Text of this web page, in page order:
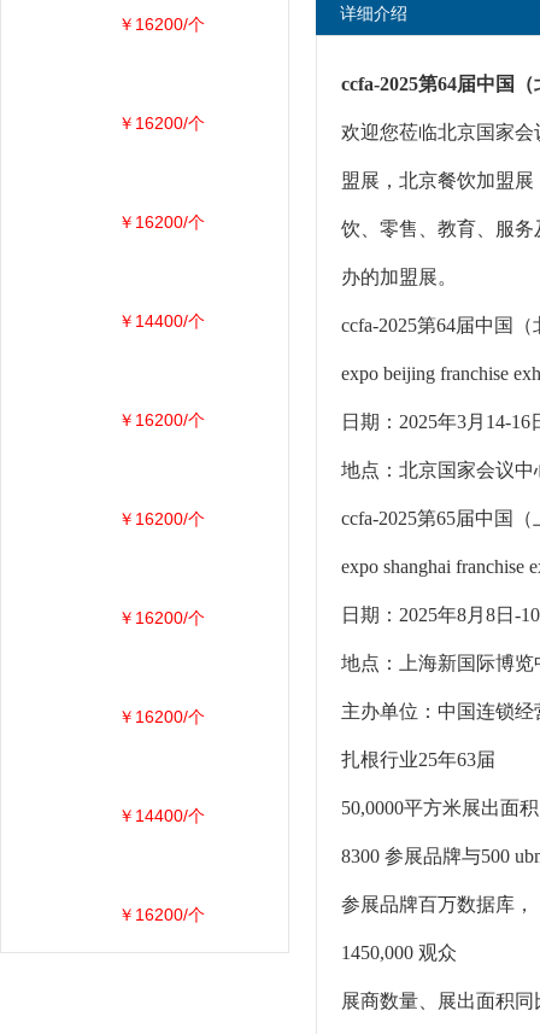
详细介绍
ccfa-2025第64届中国
欢迎您莅临北京国家
盟展，北京餐饮加盟
饮、零售、教育、服
办的加盟展。
ccfa-2025第64届中国
expo beijing franchise
日期：2025年3月14-16
地点：北京国家会议
ccfa-2025第65届中国
expo shanghai franchise
日期：2025年8月8日-
地点：上海新国际博览
主办单位：中国连锁
扎根行业25年63届
50,0000平方米展出面积
8300 参展品牌与500
参展品牌百万数据库，
1450,000 观众
展商数量、展出面积同
￥16200/个
￥16200/个
￥16200/个
￥14400/个
￥16200/个
￥16200/个
￥16200/个
￥16200/个
￥14400/个
￥16200/个